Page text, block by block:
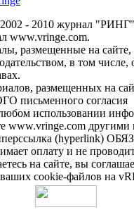
2002 - 2010 журнал
www.vringe.com.
размещенные на сайте,
в том числе,
размещенных на
согласия
использовании
www.vringe.com другими
(hyperlink)
оплату и не
на сайте, вы
cookie-файлов на